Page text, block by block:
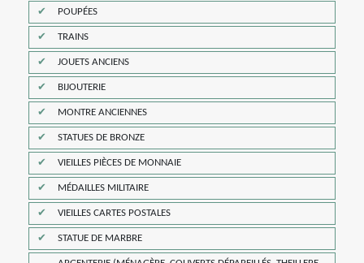
POUPÉES
TRAINS
JOUETS ANCIENS
BIJOUTERIE
MONTRE ANCIENNES
STATUES DE BRONZE
VIEILLES PIÈCES DE MONNAIE
MÉDAILLES MILITAIRE
VIEILLES CARTES POSTALES
STATUE DE MARBRE